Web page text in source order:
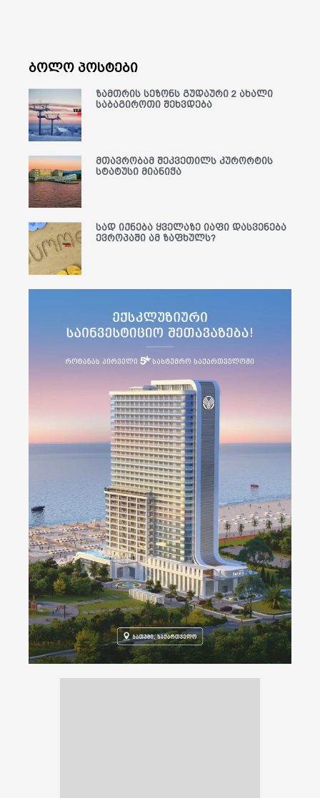
ბოლო პოსტები
ზამთრის სეზონს გუდაური 2 ახალი
საბაგიროთი შეხვდება
მთავრობამ შეკვეთილს კურორტის
სტატუსი მიანიჭა
სად იქნება ყველაზე იაფი დასვენება
ევროპაში ამ ზაფხულს?